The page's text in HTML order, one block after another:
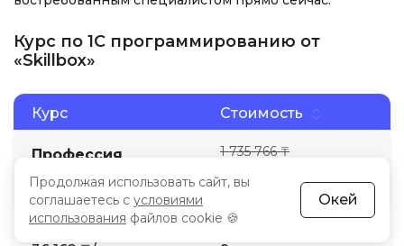
Курс по 1С программированию от
«Skillbox»
Курс Стоимость
Профессия
Аналитик 1С
1 735 766 ₸
Рассрочка Продолжительность
Продолжая использовать сайт, вы
соглашаетесь с условиями
использования файлов cookie 🍪
Окей